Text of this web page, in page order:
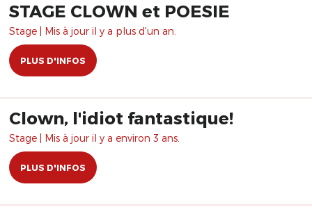
STAGE CLOWN et POESIE
Stage | Mis à jour il y a plus d'un an.
PLUS D'INFOS
Clown, l'idiot fantastique!
Stage | Mis à jour il y a environ 3 ans.
PLUS D'INFOS